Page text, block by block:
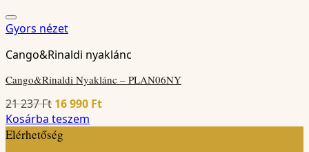
Gyors nézet
Cango&Rinaldi nyaklánc
Cango&Rinaldi Nyaklánc – PLAN06NY
21 237Ft Original
price
was:
16 990 FtCurrent
Kosárba teszem
Elérhetőség